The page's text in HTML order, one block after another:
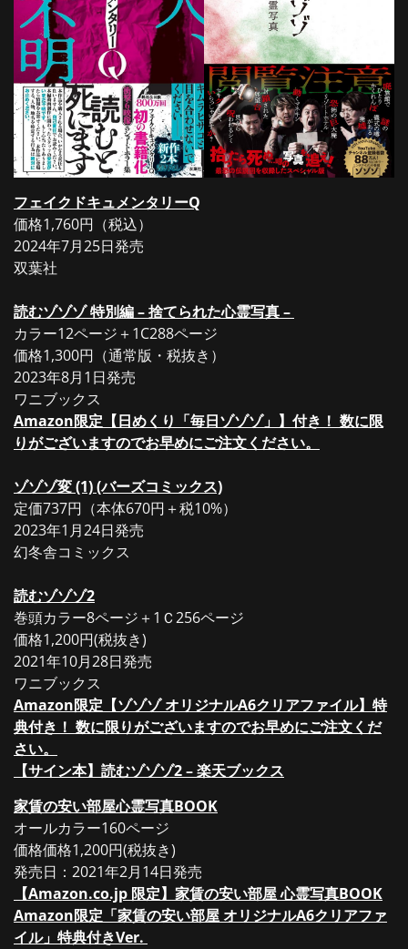
フェイクドキュメンタリーQ
価格1,760円（税込）
2024年7月25日発売
双葉社
読むゾゾゾ 特別編 – 捨てられた心霊写真 –
カラー12ページ＋1C288ページ
価格1,300円（通常版・税抜き）
2023年8月1日発売
ワニブックス
Amazon限定【日めくり「毎日ゾゾゾ」】付き！ 数に限
りがございますのでお早めにご注文ください。
ゾゾゾ変 (1) (バーズコミックス)
定価737円（本体670円＋税10%）
2023年1月24日発売
幻冬舎コミックス
読むゾゾゾ2
巻頭カラー8ページ＋1Ｃ256ページ
価格1,200円(税抜き)
2021年10月28日発売
ワニブックス
Amazon限定【ゾゾゾ オリジナルA6クリアファイル】特
典付き！ 数に限りがございますのでお早めにご注文くだ
さい。
【サイン本】読むゾゾゾ2 – 楽天ブックス
家賃の安い部屋心霊写真BOOK
オールカラー160ページ
価格価格1,200円(税抜き)
発売日：2021年2月14日発売
【Amazon.co.jp 限定】家賃の安い部屋 心霊写真BOOK
Amazon限定「家賃の安い部屋 オリジナルA6クリアファ
イル」特典付きVer.